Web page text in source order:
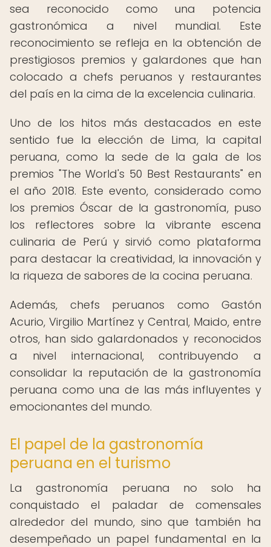
sea reconocido como una potencia
gastronómica a nivel mundial. Este
reconocimiento se refleja en la obtención de
prestigiosos premios y galardones que han
colocado a chefs peruanos y restaurantes
del país en la cima de la excelencia culinaria.
Uno de los hitos más destacados en este
sentido fue la elección de Lima, la capital
peruana, como la sede de la gala de los
premios "The World's 50 Best Restaurants" en
el año 2018. Este evento, considerado como
los premios Óscar de la gastronomía, puso
los reflectores sobre la vibrante escena
culinaria de Perú y sirvió como plataforma
para destacar la creatividad, la innovación y
la riqueza de sabores de la cocina peruana.
Además, chefs peruanos como Gastón
Acurio, Virgilio Martínez y Central, Maido, entre
otros, han sido galardonados y reconocidos
a nivel internacional, contribuyendo a
consolidar la reputación de la gastronomía
peruana como una de las más influyentes y
emocionantes del mundo.
El papel de la gastronomía
peruana en el turismo
La gastronomía peruana no solo ha
conquistado el paladar de comensales
alrededor del mundo, sino que también ha
desempeñado un papel fundamental en la